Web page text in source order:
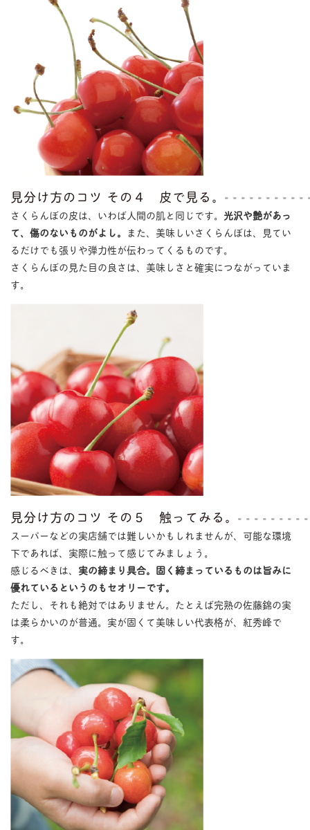
見分け方のコツ その４ 皮で見る。
さくらんぼの皮は、いわば人間の肌と同じです。 光沢や艶があっ
て、傷のないものがよし。 また、美味しいさくらんぼは、見てい
るだけでも張りや弾力性が伝わってくるものです。
さくらんぼの見た目の良さは、美味しさと確実につながっていま
す。
見分け方のコツ その５ 触ってみる。
スーパーなどの実店舗では難しいかもしれませんが、可能な環境
下であれば、実際に触って感じてみましょう。
感じるべきは、 実の締まり具合。固く締まっているものは旨みに
優れているというのもセオリーです。
ただし、それも絶対ではありません。たとえば完熟の佐藤錦の実
は柔らかいのが普通。実が固くて美味しい代表格が、紅秀峰で
す。